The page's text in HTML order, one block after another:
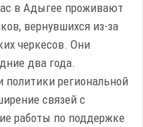
в Адыгее проживают
вернувшихся из-за
черкесов. Они
два года.
региональной
связей с
работы по поддержке